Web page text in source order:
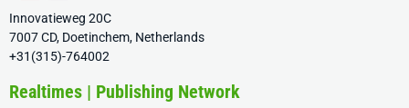
Innovatieweg 20C
7007 CD, Doetinchem, Netherlands
+31(315)-764002
Realtimes | Publishing Network